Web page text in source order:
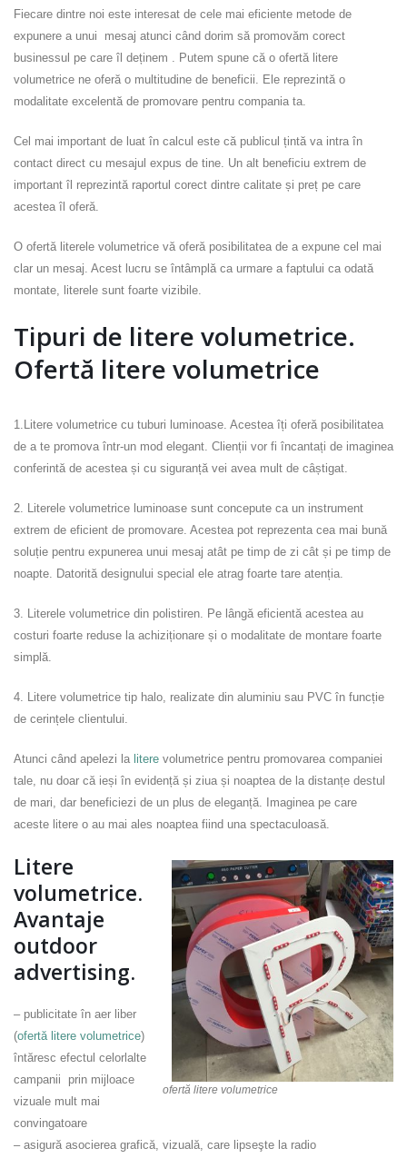
Fiecare dintre noi este interesat de cele mai eficiente metode de
expunere a unui mesaj atunci când dorim să promovăm corect
businessul pe care îl deținem . Putem spune că o ofertă litere
volumetrice ne oferă o multitudine de beneficii. Ele reprezintă o
modalitate excelentă de promovare pentru compania ta.
Cel mai important de luat în calcul este că publicul țintă va intra în
contact direct cu mesajul expus de tine. Un alt beneficiu extrem de
important îl reprezintă raportul corect dintre calitate și preț pe care
acestea îl oferă.
O ofertă literele volumetrice vă oferă posibilitatea de a expune cel mai
clar un mesaj. Acest lucru se întâmplă ca urmare a faptului ca odată
montate, literele sunt foarte vizibile.
Tipuri de litere volumetrice.
Ofertă litere volumetrice
1.Litere volumetrice cu tuburi luminoase. Acestea îți oferă posibilitatea
de a te promova într-un mod elegant. Clienții vor fi încantați de imaginea
conferintă de acestea și cu siguranță vei avea mult de câștigat.
2. Literele volumetrice luminoase sunt concepute ca un instrument
extrem de eficient de promovare. Acestea pot reprezenta cea mai bună
soluție pentru expunerea unui mesaj atât pe timp de zi cât și pe timp de
noapte. Datorită designului special ele atrag foarte tare atenția.
3. Literele volumetrice din polistiren. Pe lângă eficientă acestea au
costuri foarte reduse la achiziționare și o modalitate de montare foarte
simplă.
4. Litere volumetrice tip halo, realizate din aluminiu sau PVC în funcție
de cerințele clientului.
Atunci când apelezi la litere volumetrice pentru promovarea companiei
tale, nu doar că ieși în evidență și ziua și noaptea de la distanțe destul
de mari, dar beneficiezi de un plus de eleganță. Imaginea pe care
aceste litere o au mai ales noaptea fiind una spectaculoasă.
ofertă litere volumetrice
Litere
volumetrice.
Avantaje
outdoor
advertising.
– publicitate în aer liber
(ofertă litere volumetrice)
întăresc efectul celorlalte
campanii prin mijloace
vizuale mult mai
convingatoare
– asigură asocierea grafică, vizuală, care lipseşte la radio